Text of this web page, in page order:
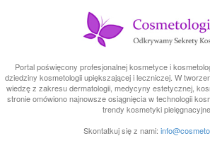
Portal poświęcony profesjonalnej kosmetyce i
dziedziny kosmetologii upiększającej i leczniczej. W
wiedzę z zakresu dermatologii, medycyny estetycznej,
stronie omówiono najnowsze osiągnięcia w technologii
trendy kosmetyki
Skontatkuj się z nami: